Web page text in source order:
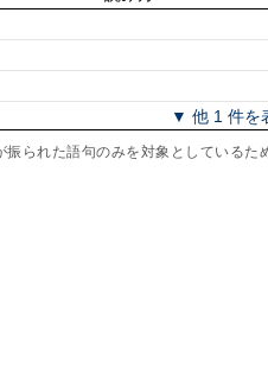
▼ 他 1 件を
られた語句のみを対象としているた